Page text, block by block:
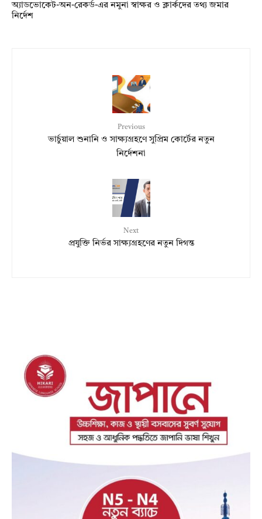
অ্যাডভোকেট-অন-রেকর্ড-এর নমুনা স্বাক্ষর ও ক্লার্কদের তথ্য জমার
নির্দেশ
Previous
ভার্চুয়াল শুনানি ও সাক্ষ্যগ্রহণে সুপ্রিম কোর্টের নতুন
নির্দেশনা
Next
প্রযুক্তি নির্ভর সাক্ষ্যগ্রহণের নতুন দিগন্ত